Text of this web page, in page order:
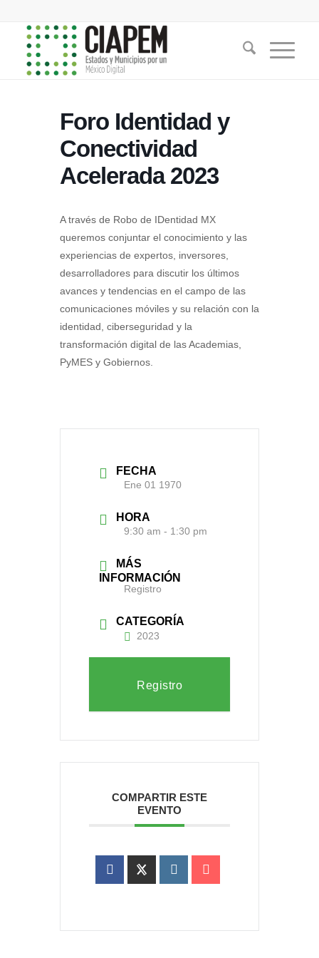
Foro Identidad y
Conectividad
Acelerada 2023
A través de Robo de IDentidad MX
queremos conjuntar el conocimiento y las
experiencias de expertos, inversores,
desarrolladores para discutir los últimos
avances y tendencias en el campo de las
comunicaciones móviles y su relación con la
identidad, ciberseguridad y la
transformación digital de las Academias,
PyMES y Gobiernos.
FECHA
Ene 01 1970
HORA
9:30 am - 1:30 pm
MÁS
INFORMACIÓN
Registro
CATEGORÍA
2023
Registro
COMPARTIR ESTE
EVENTO